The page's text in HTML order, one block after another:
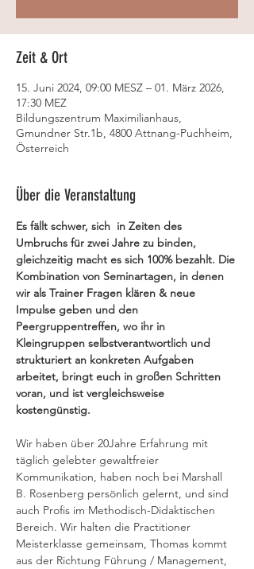
Zeit & Ort
15. Juni 2024, 09:00 MESZ – 01. März 2026,
17:30 MEZ
Bildungszentrum Maximilianhaus,
Gmundner Str.1b, 4800 Attnang-Puchheim,
Österreich
Über die Veranstaltung
Es fällt schwer, sich  in Zeiten des
Umbruchs für zwei Jahre zu binden,
gleichzeitig macht es sich 100% bezahlt. Die
Kombination von Seminartagen, in denen
wir als Trainer Fragen klären & neue
Impulse geben und den
Peergruppentreffen, wo ihr in
Kleingruppen selbstverantwortlich und
strukturiert an konkreten Aufgaben
arbeitet, bringt euch in großen Schritten
voran, und ist vergleichsweise
kostengünstig.
Wir haben über 20Jahre Erfahrung mit
täglich gelebter gewaltfreier
Kommunikation, haben noch bei Marshall
B. Rosenberg persönlich gelernt, und sind
auch Profis im Methodisch-Didaktischen
Bereich. Wir halten die Practitioner
Meisterklasse gemeinsam, Thomas kommt
aus der Richtung Führung / Management,